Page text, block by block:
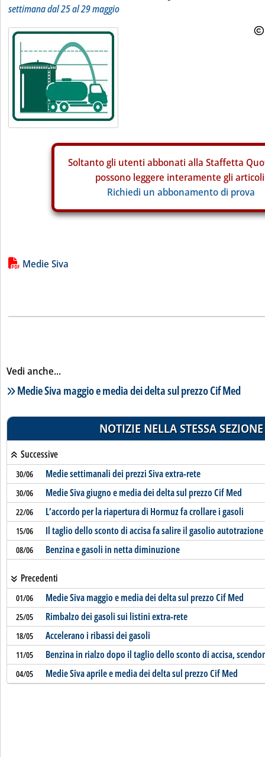
settimana dal 25 al 29 maggio
Soltanto gli utenti abbonati alla Staffetta
possono leggere interamente gli
Richiedi un abbonamento di prova
Lista allegati PDF alla notizia
Medie Siva
Vedi anche...
Lista notizie correlate
Medie Siva maggio e media dei delta sul prezzo Cif Med
NOTIZIE NELLA STESSA SEZIONE
Successive
30/06 Medie settimanali dei prezzi Siva extra-rete
30/06 Medie Siva giugno e media dei delta sul prezzo Cif Med
22/06 L’accordo per la riapertura di Hormuz fa crollare i gasoli
15/06 Il taglio dello sconto di accisa fa salire il gasolio autotrazione
08/06 Benzina e gasoli in netta diminuzione
Precedenti
01/06 Medie Siva maggio e media dei delta sul prezzo Cif Med
25/05 Rimbalzo dei gasoli sui listini extra-rete
18/05 Accelerano i ribassi dei gasoli
11/05 Benzina in rialzo dopo il taglio dello sconto di accisa,
04/05 Medie Siva aprile e media dei delta sul prezzo Cif Med